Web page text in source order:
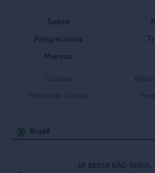
Sobre
Perspectivas
Marcas
Contato
Política de Cookies
Brazil
SE BEBER NÃO DIRIJA.